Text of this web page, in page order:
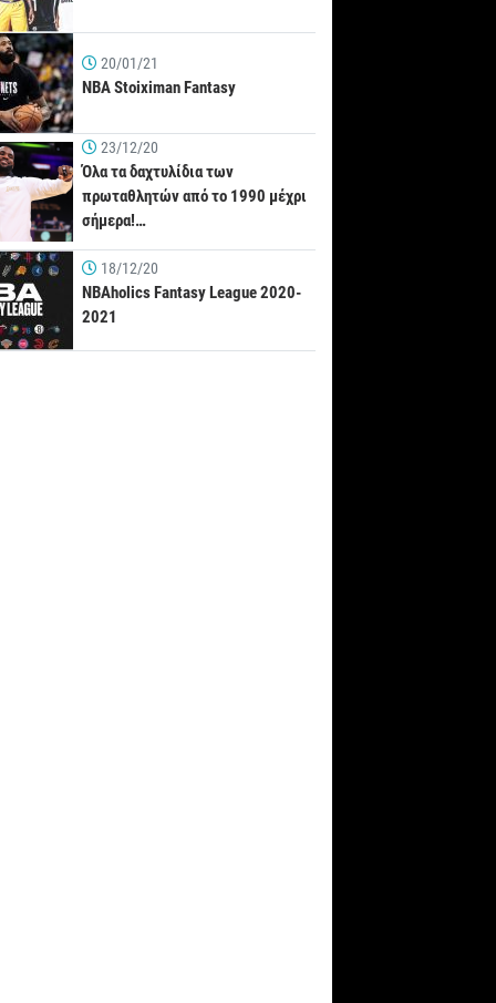
20/01/21
NBA Stoiximan Fantasy
23/12/20
Όλα τα δαχτυλίδια των
πρωταθλητών από το 1990 μέχρι
σήμερα!…
18/12/20
NBAholics Fantasy League 2020-
2021